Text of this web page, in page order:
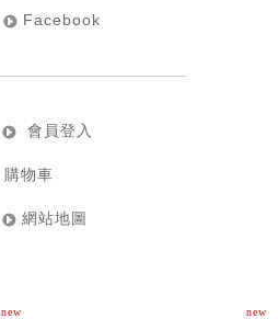
Facebook
會員登入
購物車
網站地圖
new new